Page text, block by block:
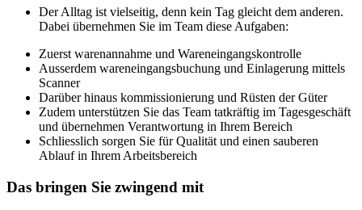
Der Alltag ist vielseitig, denn kein Tag gleicht dem anderen.
Dabei übernehmen Sie im Team diese Aufgaben:
Zuerst warenannahme und Wareneingangskontrolle
Ausserdem wareneingangsbuchung und Einlagerung mittels
Scanner
Darüber hinaus kommissionierung und Rüsten der Güter
Zudem unterstützen Sie das Team tatkräftig im Tagesgeschäft
und übernehmen Verantwortung in Ihrem Bereich
Schliesslich sorgen Sie für Qualität und einen sauberen
Ablauf in Ihrem Arbeitsbereich
Das bringen Sie zwingend mit